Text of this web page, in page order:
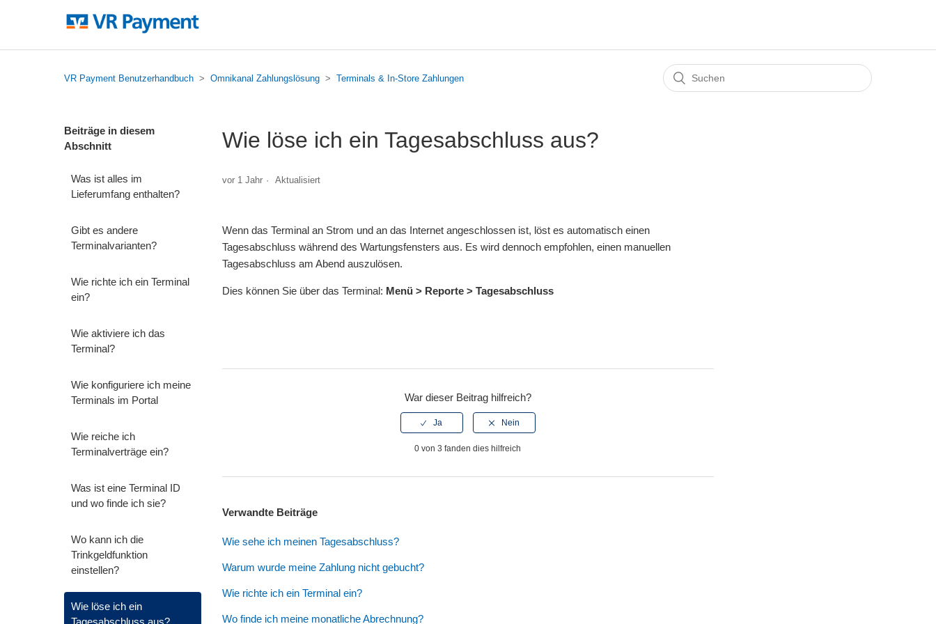
VR Payment Benutzerhandbuch Omnikanal Zahlungslösung Terminals & In-Store Zahlungen
Beiträge in diesem
Abschnitt
Was ist alles im
Lieferumfang enthalten?
Gibt es andere
Terminalvarianten?
Wie richte ich ein Terminal
ein?
Wie aktiviere ich das
Terminal?
Wie konfiguriere ich meine
Terminals im Portal
Wie reiche ich
Terminalverträge ein?
Was ist eine Terminal ID
und wo finde ich sie?
Wo kann ich die
Trinkgeldfunktion
einstellen?
Wie löse ich ein
Tagesabschluss aus?
Wie löse ich ein Tagesabschluss aus?
vor 1 Jahr Aktualisiert
Wenn das Terminal an Strom und an das Internet angeschlossen ist, löst es automatisch einen
Tagesabschluss während des Wartungsfensters aus. Es wird dennoch empfohlen, einen manuellen
Tagesabschluss am Abend auszulösen.
Dies können Sie über das Terminal: Menü > Reporte > Tagesabschluss
War dieser Beitrag hilfreich?
0 von 3 fanden dies hilfreich
Verwandte Beiträge
Wie sehe ich meinen Tagesabschluss?
Warum wurde meine Zahlung nicht gebucht?
Wie richte ich ein Terminal ein?
Wo finde ich meine monatliche Abrechnung?